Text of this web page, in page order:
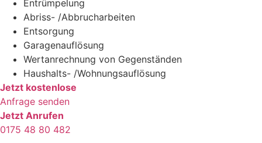
Entrümpelung
Abriss- /Abbrucharbeiten
Entsorgung
Garagenauflösung
Wertanrechnung von Gegenständen
Haushalts- /Wohnungsauflösung
Jetzt kostenlose
Anfrage senden
Jetzt Anrufen
0175 48 80 482